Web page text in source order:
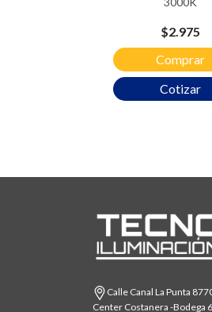
Cotizar
Precio
$2.975
Comprar
Calle Canal La Punta
Center Costanera -Bodega